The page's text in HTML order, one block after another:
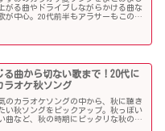
がる曲やドライブしながらかける曲な
が中心。20代前半もアラサーもこの曲
る曲から切ない歌まで！20代に
ラオケ秋ソング
のカラオケソングの中から、秋に聴き
い秋ソングをピックアップ。秋っぽい
曲など、秋の時期にピッタリな秋の歌